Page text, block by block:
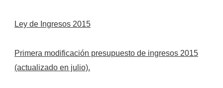
Ley de Ingresos 2015
Primera modificación presupuesto de ingresos 2015
(actualizado en julio).